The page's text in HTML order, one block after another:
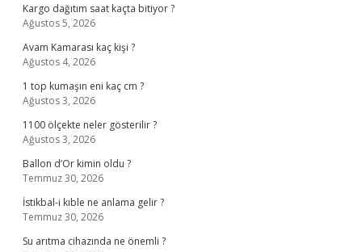
Kargo dağıtım saat kaçta bitiyor ?
Ağustos 5, 2026
Avam Kamarası kaç kişi ?
Ağustos 4, 2026
1 top kumaşın eni kaç cm ?
Ağustos 3, 2026
1100 ölçekte neler gösterilir ?
Ağustos 3, 2026
Ballon d’Or kimin oldu ?
Temmuz 30, 2026
İstikbal-i kıble ne anlama gelir ?
Temmuz 30, 2026
Su arıtma cihazında ne önemli ?